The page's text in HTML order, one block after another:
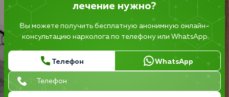
лечение нужно?
Вы можете получить бесплатную анонимную онлайн-
консультацию нарколога по телефону или WhatsApp
Телефон WhatsApp